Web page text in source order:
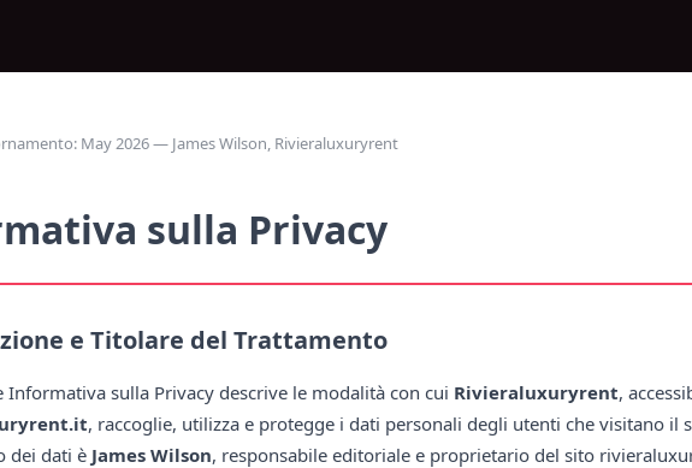
May 2026 — James Wilson, Rivieraluxuryrent
sulla Privacy
e Titolare del Trattamento
Informativa sulla Privacy descrive le modalità con cui Rivieraluxuryrent,
, raccoglie, utilizza e protegge i dati personali degli utenti che visitano il
dei dati è James Wilson, responsabile editoriale e proprietario del sito